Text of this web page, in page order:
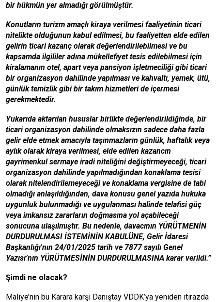
bir hükmün yer almadığı görülmüştür.
Konutların turizm amaçlı kiraya verilmesi faaliyetinin ticari
nitelikte olduğunun kabul edilmesi, bu faaliyetten elde edilen
gelirin ticari kazanç olarak değerlendirilebilmesi ve bu
kapsamda ilgililer adına mükellefiyet tesis edilebilmesi için
kiralamanın otel, apart veya pansiyon işletmeciliği gibi ticari
bir organizasyon dahilinde yapılması ve kahvaltı, yemek, ütü,
günlük temizlik gibi bir takım hizmetleri de içermesi
gerekmektedir.
Yukarıda aktarılan hususlar birlikte değerlendirildiğinde, bir
ticari organizasyon dahilinde olmaksızın sadece daha fazla
gelir elde etmek amacıyla taşınmazların günlük, haftalık veya
aylık olarak kiraya verilmesi, elde edilen kazancın
gayrimenkul sermaye iradi niteliğini değiştirmeyeceği, ticari
organizasyon dahilinde yapılmadığından konaklama tesisi
olarak nitelendirilemeyeceği ve konaklama vergisine de tabi
olmadığı anlaşıldığından, dava konusu genel yazıda hukuka
uygunluk bulunmadığı ve uygulanması halinde telafisi güç
veya imkansız zararların doğmasına yol açabileceği
sonucuna ulaşılmıştır. Bu nedenle, davacının YÜRÜTMENİN
DURDURULMASI İSTEMİNİN KABULÜNE, Gelir İdaresi
Başkanlığı'nın 24/01/2025 tarih ve 7877 sayılı Genel
Yazısı’nın YÜRÜTMESİNİN DURDURULMASINA karar verildi.”
Şimdi ne olacak?
Maliye’nin bu Karara karşı Danıştay VDDK’ya yeniden itirazda